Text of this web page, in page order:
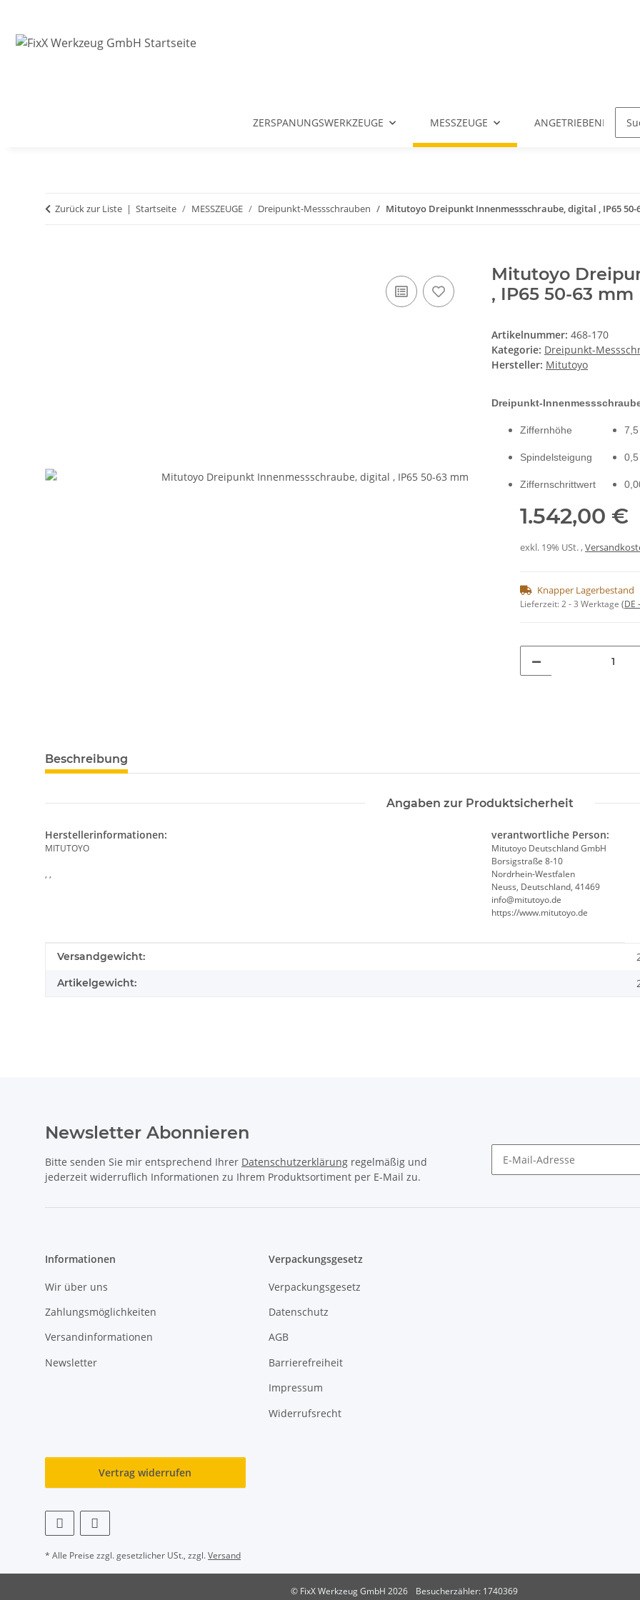
ZERSPANUNGSWERKZEUGE MESSZEUGE ANGETRIEBENE
Zurück zur Liste Startseite MESSZEUGE Dreipunkt-Messschrauben Mitutoyo Dreipunkt Innenmessschraube, digital , IP65 50-
Mitutoyo
, IP65 50-63 mm
Artikelnummer: 468-170
Kategorie: Dreipunkt-
Hersteller: Mitutoyo
Dreipunkt-
Ziffernhöhe
Spindelsteigung
Ziffernschrittwert
1.542,00 €
exkl. 19% USt. ,
Knapper Lagerbestand
Lieferzeit:2 - 3 Werktage (DE
weitere Registerkarten anzeigen
Beschreibung
Angaben zur Produktsicherheit
Herstellerinformationen:
MITUTOYO
, ,
verantwortliche Person:
Mitutoyo Deutschland GmbH
Borsigstraße 8-10
Nordrhein-Westfalen
Neuss, Deutschland, 41469
info@mitutoyo.de
https://www.mitutoyo.de
Produkteigenschaft
Wert
Versandgewicht:
Artikelgewicht:
Newsletter Abonnieren
Bitte senden Sie mir entsprechend Ihrer Datenschutzerklärung regelmäßig und
jederzeit widerruflich Informationen zu Ihrem Produktsortiment per E-Mail zu.
Informationen
Wir über uns
Zahlungsmöglichkeiten
Versandinformationen
Newsletter
Verpackungsgesetz
Verpackungsgesetz
Datenschutz
AGB
Barrierefreiheit
Impressum
Widerrufsrecht
Vertrag widerrufen
* Alle Preise zzgl. gesetzlicher USt., zzgl.Versand
© FixX Werkzeug GmbH 2026 Besucherzähler: 1740369